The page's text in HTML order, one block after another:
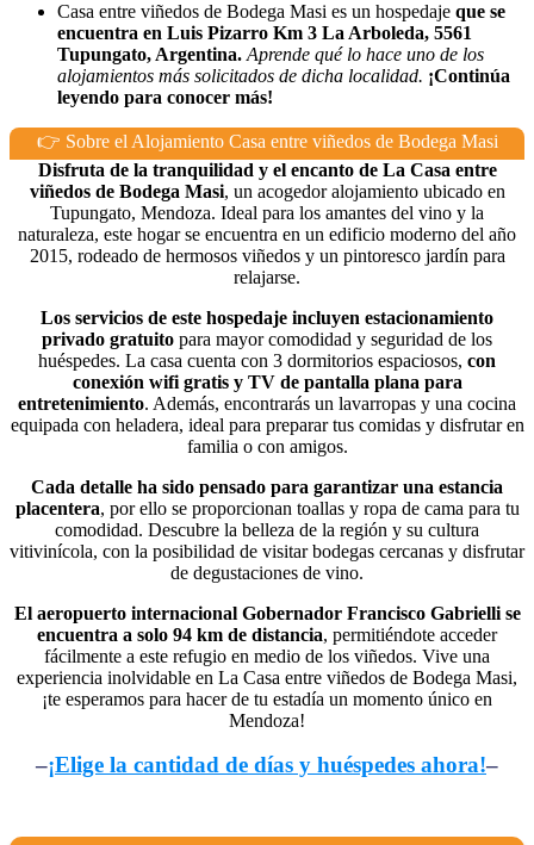
Casa entre viñedos de Bodega Masi es un hospedaje que se
encuentra en Luis Pizarro Km 3 La Arboleda, 5561
Tupungato, Argentina. Aprende qué lo hace uno de los
alojamientos más solicitados de dicha localidad. ¡Continúa
leyendo para conocer más!
👉 Sobre el Alojamiento Casa entre viñedos de Bodega Masi
Disfruta de la tranquilidad y el encanto de La Casa entre
viñedos de Bodega Masi, un acogedor alojamiento ubicado en
Tupungato, Mendoza. Ideal para los amantes del vino y la
naturaleza, este hogar se encuentra en un edificio moderno del año
2015, rodeado de hermosos viñedos y un pintoresco jardín para
relajarse.
Los servicios de este hospedaje incluyen estacionamiento
privado gratuito para mayor comodidad y seguridad de los
huéspedes. La casa cuenta con 3 dormitorios espaciosos, con
conexión wifi gratis y TV de pantalla plana para
entretenimiento. Además, encontrarás un lavarropas y una cocina
equipada con heladera, ideal para preparar tus comidas y disfrutar en
familia o con amigos.
Cada detalle ha sido pensado para garantizar una estancia
placentera, por ello se proporcionan toallas y ropa de cama para tu
comodidad. Descubre la belleza de la región y su cultura
vitivinícola, con la posibilidad de visitar bodegas cercanas y disfrutar
de degustaciones de vino.
El aeropuerto internacional Gobernador Francisco Gabrielli se
encuentra a solo 94 km de distancia, permitiéndote acceder
fácilmente a este refugio en medio de los viñedos. Vive una
experiencia inolvidable en La Casa entre viñedos de Bodega Masi,
¡te esperamos para hacer de tu estadía un momento único en
Mendoza!
–¡Elige la cantidad de días y huéspedes ahora!–